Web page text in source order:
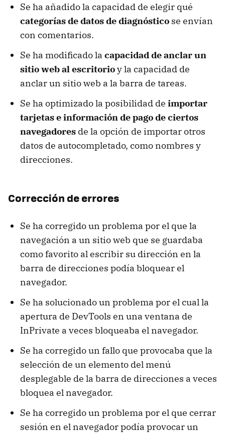
Se ha añadido la capacidad de elegir qué
categorías de datos de diagnóstico se envían
con comentarios.
Se ha modificado la capacidad de anclar un
sitio web al escritorioy la capacidad de
anclar un sitio web a la barra de tareas.
Se ha optimizado la posibilidad de importar
tarjetas e información de pago de ciertos
navegadores de la opción de importar otros
datos de autocompletado, como nombres y
direcciones.
Corrección de errores
Se ha corregido un problema por el que la
navegación a un sitio web que se guardaba
como favorito al escribir su dirección en la
barra de direcciones podía bloquear el
navegador.
Se ha solucionado un problema por el cual la
apertura de DevTools en una ventana de
InPrivate a veces bloqueaba el navegador.
Se ha corregido un fallo que provocaba que la
selección de un elemento del menú
desplegable de la barra de direcciones a veces
bloquea el navegador.
Se ha corregido un problema por el que cerrar
sesión en el navegador podía provocar un